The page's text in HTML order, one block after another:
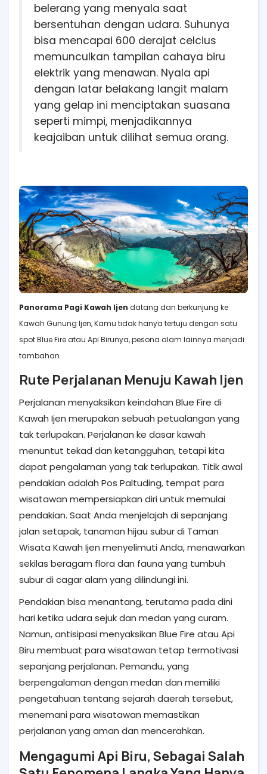
belerang yang menyala saat
bersentuhan dengan udara. Suhunya
bisa mencapai 600 derajat celcius
memunculkan tampilan cahaya biru
elektrik yang menawan. Nyala api
dengan latar belakang langit malam
yang gelap ini menciptakan suasana
seperti mimpi, menjadikannya
keajaiban untuk dilihat semua orang.
Panorama Pagi Kawah Ijen datang dan berkunjung ke
Kawah Gunung Ijen, Kamu tidak hanya tertuju dengan satu
spot Blue Fire atau Api Birunya, pesona alam lainnya menjadi
tambahan
Rute Perjalanan Menuju Kawah Ijen
Perjalanan menyaksikan keindahan Blue Fire di
Kawah Ijen merupakan sebuah petualangan yang
tak terlupakan. Perjalanan ke dasar kawah
menuntut tekad dan ketangguhan, tetapi kita
dapat pengalaman yang tak terlupakan. Titik awal
pendakian adalah Pos Paltuding, tempat para
wisatawan mempersiapkan diri untuk memulai
pendakian. Saat Anda menjelajah di sepanjang
jalan setapak, tanaman hijau subur di Taman
Wisata Kawah Ijen menyelimuti Anda, menawarkan
sekilas beragam flora dan fauna yang tumbuh
subur di cagar alam yang dilindungi ini.
Pendakian bisa menantang, terutama pada dini
hari ketika udara sejuk dan medan yang curam.
Namun, antisipasi menyaksikan Blue Fire atau Api
Biru membuat para wisatawan tetap termotivasi
sepanjang perjalanan. Pemandu, yang
berpengalaman dengan medan dan memiliki
pengetahuan tentang sejarah daerah tersebut,
menemani para wisatawan memastikan
perjalanan yang aman dan mencerahkan.
Mengagumi Api Biru, Sebagai Salah